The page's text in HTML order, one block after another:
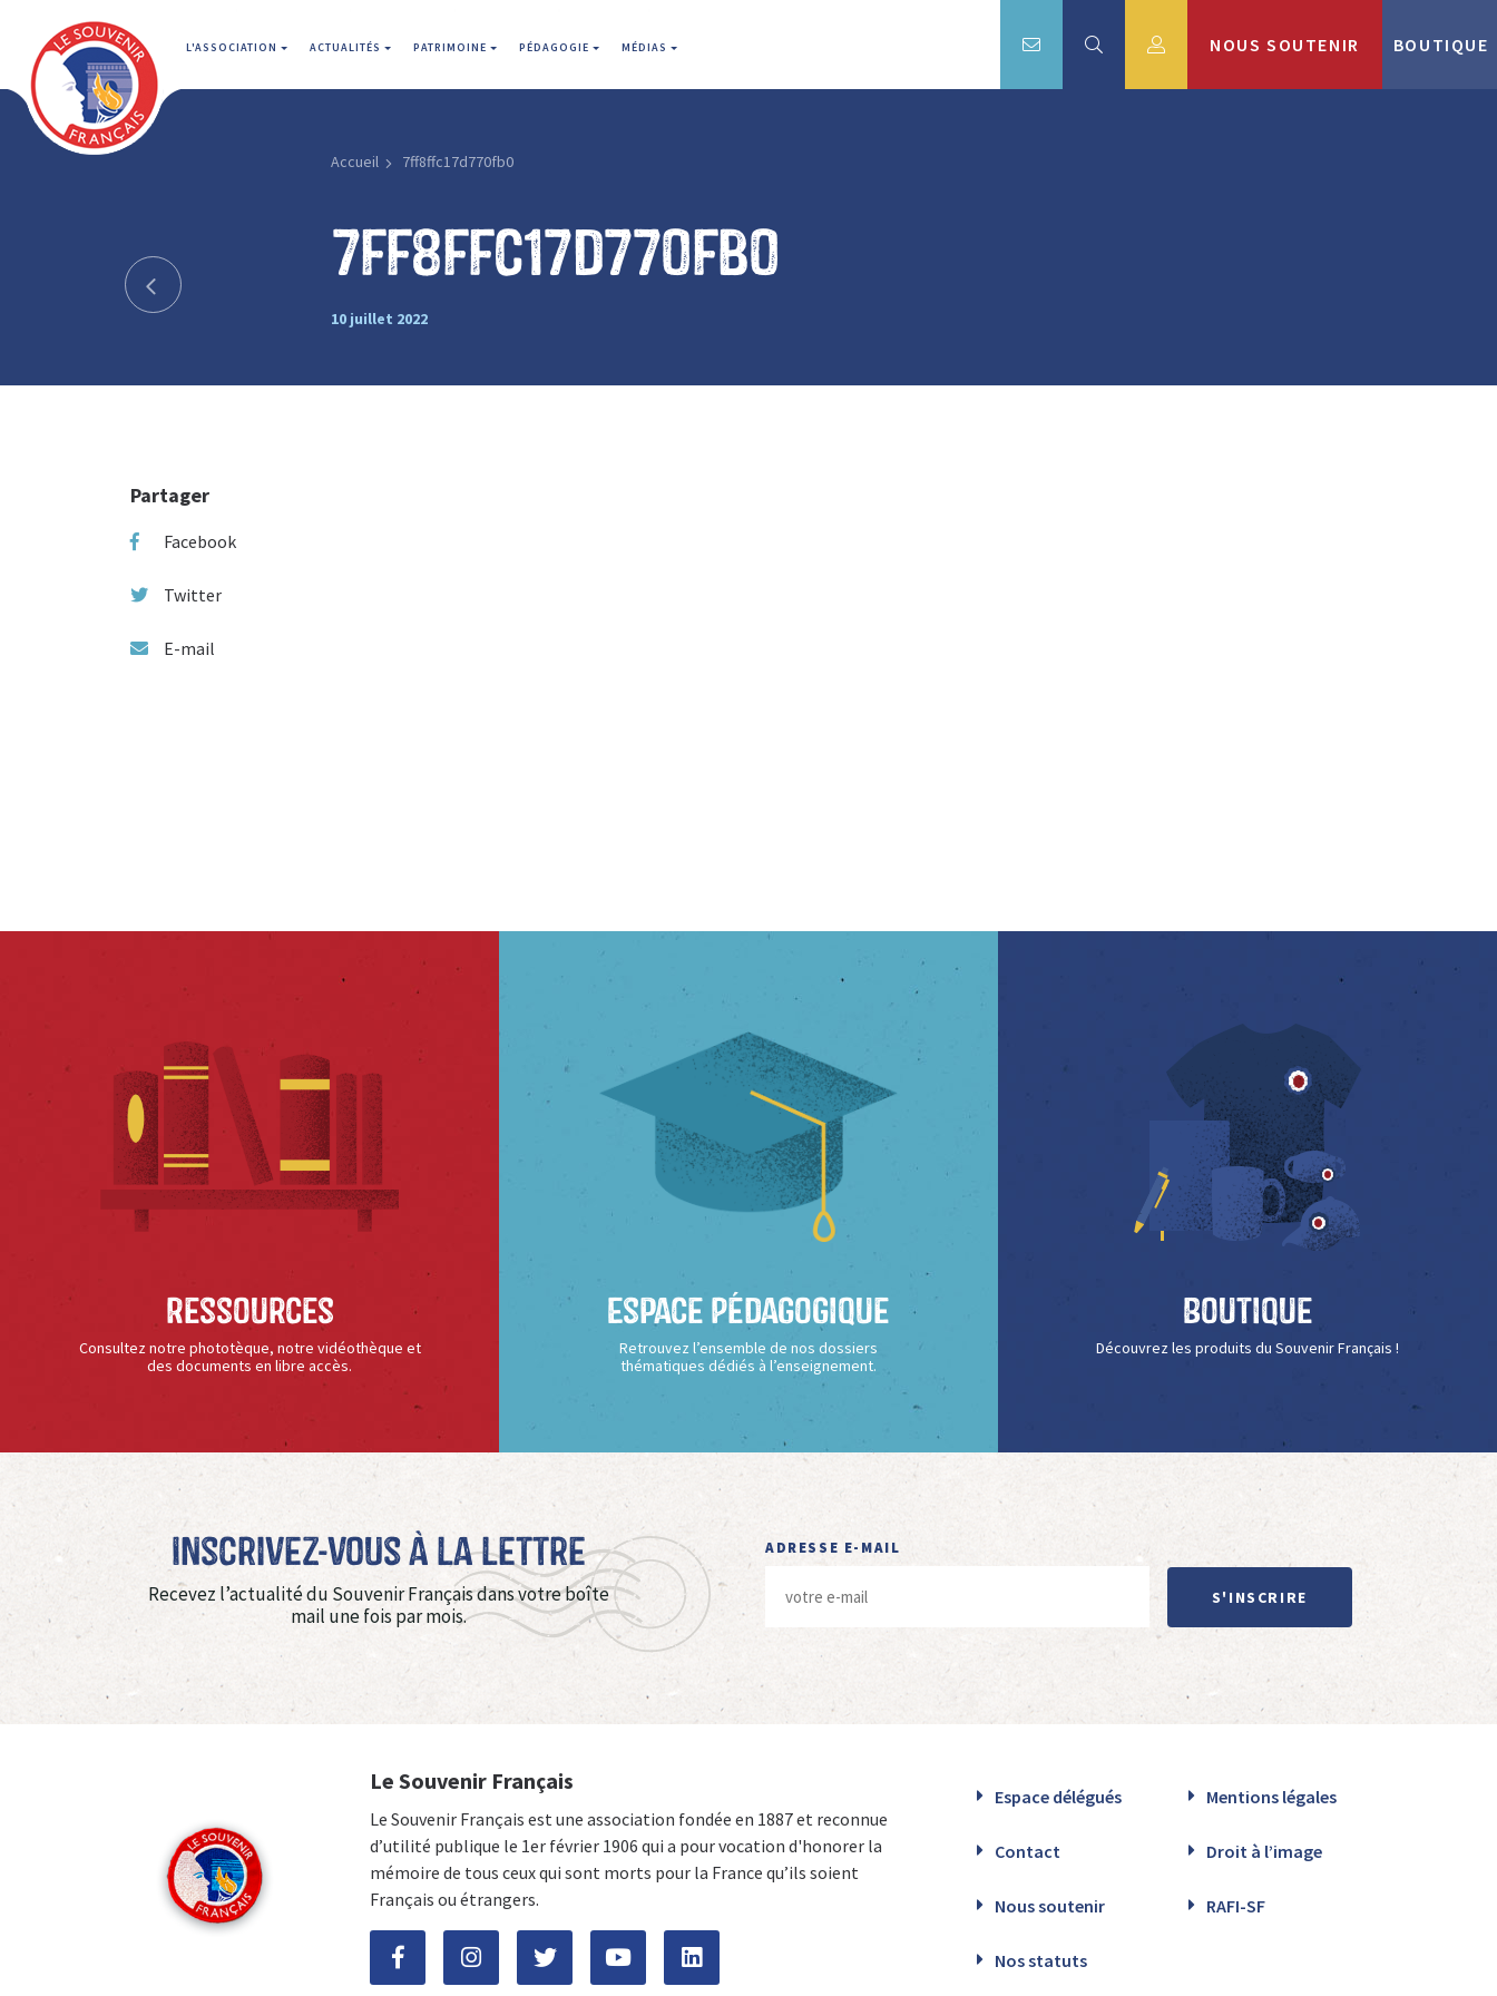
L'ASSOCIATION ACTUALITÉS PATRIMOINE PÉDAGOGIE MÉDIAS NOUS SOUTENIR BOUTIQUE
Accueil 7ff8ffc17d770fb0
7ff8ffc17d770fb0
10 juillet 2022
Partager
Facebook
Twitter
E-mail
Ressources
Consultez notre phototèque, notre vidéothèque et
des documents en libre accès.
Espace Pédagogique
Retrouvez l’ensemble de nos dossiers
thématiques dédiés à l’enseignement.
Boutique
Découvrez les produits du Souvenir Français !
Inscrivez-vous à La Lettre
Recevez l’actualité du Souvenir Français dans votre boîte
mail une fois par mois.
ADRESSE E-MAIL
S'INSCRIRE
Le Souvenir Français
Le Souvenir Français est une association fondée en 1887 et reconnue
d’utilité publique le 1er février 1906 qui a pour vocation d'honorer la
mémoire de tous ceux qui sont morts pour la France qu’ils soient
Français ou étrangers.
Espace délégués Mentions légales
Contact Droit à l’image
Nous soutenir RAFI-SF
Nos statuts